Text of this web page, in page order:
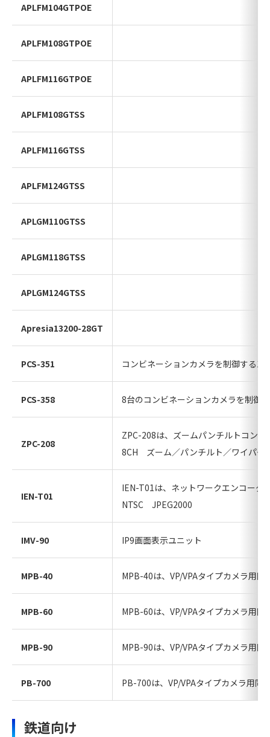
APLFM104GTPOE
APLFM108GTPOE
APLFM116GTPOE
APLFM108GTSS
APLFM116GTSS
APLFM124GTSS
APLGM110GTSS
APLGM118GTSS
APLGM124GTSS
Apresia13200-28GT
PCS-351 コンビネーションカメラを制御する
PCS-358 8台のコンビネーションカメラを制御
ZPC-208
ZPC-208は、ズームパンチルトコント
8CH ズーム／パンチルト／ワイパー
IEN-T01
IEN-T01は、ネットワークエンコーダ
NTSC JPEG2000
IMV-90 IP9画面表示ユニット
MPB-40 MPB-40は、VP/VPAタイプカメラ用
MPB-60 MPB-60は、VP/VPAタイプカメラ用
MPB-90 MPB-90は、VP/VPAタイプカメラ用
PB-700 PB-700は、VP/VPAタイプカメラ用同
鉄道向け